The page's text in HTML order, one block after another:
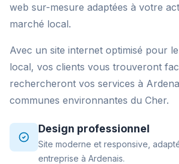
web sur-mesure adaptées à votre
marché local.
Avec un site internet optimisé pour
local, vos clients vous trouveront
rechercheront vos services à
communes environnantes du Cher.
Design professionnel
Site moderne et responsive,
entreprise à Ardenais.